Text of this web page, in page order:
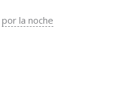
por la noche